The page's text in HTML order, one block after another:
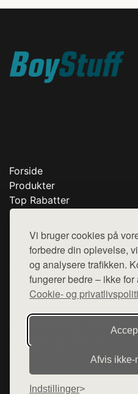
Vi bruger cookies på
forbedre din oplevelse,
og analysere trafikken.
fungerer bedre – ikke
Cookie- og
Afvis
Indstillinger
Forside
Produkter
Top Rabatter
Kontakt
Denne side er en del af
diverse webshops. Der
henviser til de shops, som
varerne på lager.
© 2026 boystuff.dk.